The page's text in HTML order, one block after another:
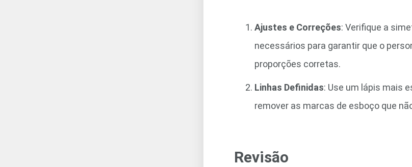
Ajustes e Correções: Verifique a
necessários para garantir que o
proporções corretas.
Linhas Definidas: Use um lápis mais
remover as marcas de esboço que
Revisão